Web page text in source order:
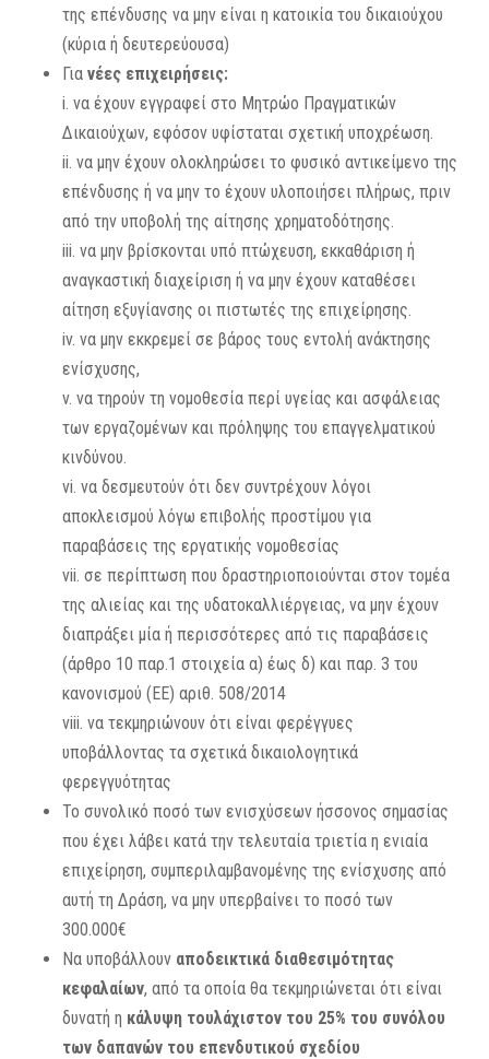
της επένδυσης να μην είναι η κατοικία του δικαιούχου
(κύρια ή δευτερεύουσα)
Για νέες επιχειρήσεις:
i. να έχουν εγγραφεί στο Μητρώο Πραγματικών
Δικαιούχων, εφόσον υφίσταται σχετική υποχρέωση.
ii. να μην έχουν ολοκληρώσει το φυσικό αντικείμενο της
επένδυσης ή να μην το έχουν υλοποιήσει πλήρως, πριν
από την υποβολή της αίτησης χρηματοδότησης.
iii. να μην βρίσκονται υπό πτώχευση, εκκαθάριση ή
αναγκαστική διαχείριση ή να μην έχουν καταθέσει
αίτηση εξυγίανσης οι πιστωτές της επιχείρησης.
iv. να μην εκκρεμεί σε βάρος τους εντολή ανάκτησης
ενίσχυσης,
v. να τηρούν τη νομοθεσία περί υγείας και ασφάλειας
των εργαζομένων και πρόληψης του επαγγελματικού
κινδύνου.
vi. να δεσμευτούν ότι δεν συντρέχουν λόγοι
αποκλεισμού λόγω επιβολής προστίμου για
παραβάσεις της εργατικής νομοθεσίας
vii. σε περίπτωση που δραστηριοποιούνται στον τομέα
της αλιείας και της υδατοκαλλιέργειας, να μην έχουν
διαπράξει μία ή περισσότερες από τις παραβάσεις
(άρθρο 10 παρ.1 στοιχεία α) έως δ) και παρ. 3 του
κανονισμού (ΕΕ) αριθ. 508/2014
viii. να τεκμηριώνουν ότι είναι φερέγγυες
υποβάλλοντας τα σχετικά δικαιολογητικά
φερεγγυότητας
Το συνολικό ποσό των ενισχύσεων ήσσονος σημασίας
που έχει λάβει κατά την τελευταία τριετία η ενιαία
επιχείρηση, συμπεριλαμβανομένης της ενίσχυσης από
αυτή τη Δράση, να μην υπερβαίνει το ποσό των
300.000€
Να υποβάλλουν αποδεικτικά διαθεσιμότητας
κεφαλαίων, από τα οποία θα τεκμηριώνεται ότι είναι
δυνατή η κάλυψη τουλάχιστον του 25% του συνόλου
των δαπανών του επενδυτικού σχεδίου